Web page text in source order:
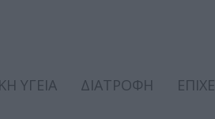
ΥΓΕΙΑ ΔΙΑΤΡΟΦΗ